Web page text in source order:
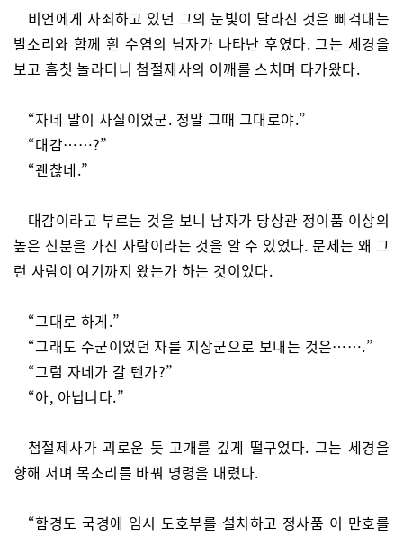
비언에게 사죄하고 있던 그의 눈빛이 달라진 것은 삐걱대는
발소리와 함께 흰 수염의 남자가 나타난 후였다. 그는 세경을
보고 흠칫 놀라더니 첨절제사의 어깨를 스치며 다가왔다.
“자네 말이 사실이었군. 정말 그때 그대로야.”
“대감……?”
“괜찮네.”
대감이라고 부르는 것을 보니 남자가 당상관 정이품 이상의
높은 신분을 가진 사람이라는 것을 알 수 있었다. 문제는 왜 그
런 사람이 여기까지 왔는가 하는 것이었다.
“그대로 하게.”
“그래도 수군이었던 자를 지상군으로 보내는 것은…….”
“그럼 자네가 갈 텐가?”
“아, 아닙니다.”
첨절제사가 괴로운 듯 고개를 깊게 떨구었다. 그는 세경을
향해 서며 목소리를 바꿔 명령을 내렸다.
“함경도 국경에 임시 도호부를 설치하고 정사품 이 만호를